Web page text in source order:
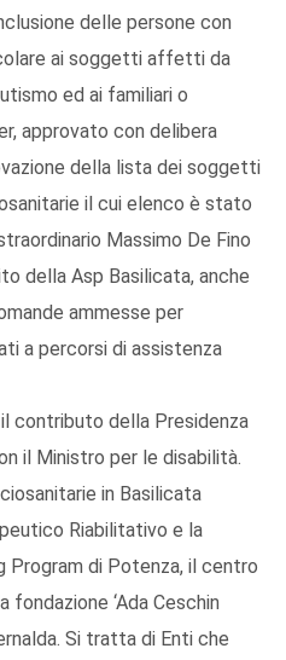
delle persone con
ai soggetti affetti da
ed ai familiari o
approvato con delibera
della lista dei soggetti
il cui elenco è stato
Massimo De Fino
della Asp Basilicata, anche
ammesse per
a percorsi di assistenza
contributo della Presidenza
il Ministro per le disabilità.
in Basilicata
Riabilitativo e la
Program di Potenza, il centro
‘Ada Ceschin
Si tratta di Enti che